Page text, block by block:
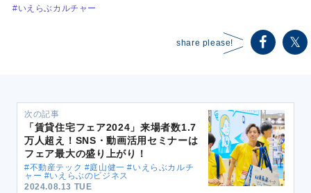
#いえらぶカルチャー
share please!
次の記事
「賃貸住宅フェア2024」来場者数1.7
万人超え！SNS・動画活用セミナーは
フェア最大の盛り上がり！
#不動産テック #庭山健一 #いえらぶカルチ
ャー #いえらぶのビジネス
2024.08.13 TUE